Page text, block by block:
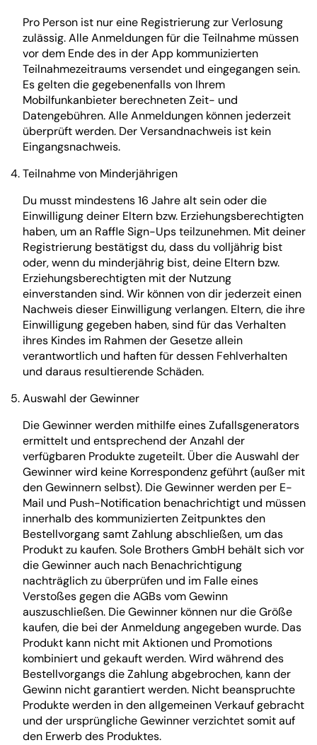
Pro Person ist nur eine Registrierung zur Verlosung
zulässig. Alle Anmeldungen für die Teilnahme müssen
vor dem Ende des in der App kommunizierten
Teilnahmezeitraums versendet und eingegangen sein.
Es gelten die gegebenenfalls von Ihrem
Mobilfunkanbieter berechneten Zeit- und
Datengebühren. Alle Anmeldungen können jederzeit
überprüft werden. Der Versandnachweis ist kein
Eingangsnachweis.
Teilnahme von Minderjährigen
Du musst mindestens 16 Jahre alt sein oder die
Einwilligung deiner Eltern bzw. Erziehungsberechtigten
haben, um an Raffle Sign-Ups teilzunehmen. Mit deiner
Registrierung bestätigst du, dass du volljährig bist
oder, wenn du minderjährig bist, deine Eltern bzw.
Erziehungsberechtigten mit der Nutzung
einverstanden sind. Wir können von dir jederzeit einen
Nachweis dieser Einwilligung verlangen. Eltern, die ihre
Einwilligung gegeben haben, sind für das Verhalten
ihres Kindes im Rahmen der Gesetze allein
verantwortlich und haften für dessen Fehlverhalten
und daraus resultierende Schäden.
Auswahl der Gewinner
Die Gewinner werden mithilfe eines Zufallsgenerators
ermittelt und entsprechend der Anzahl der
verfügbaren Produkte zugeteilt. Über die Auswahl der
Gewinner wird keine Korrespondenz geführt (außer mit
den Gewinnern selbst). Die Gewinner werden per E-
Mail und Push-Notification benachrichtigt und müssen
innerhalb des kommunizierten Zeitpunktes den
Bestellvorgang samt Zahlung abschließen, um das
Produkt zu kaufen. Sole Brothers GmbH behält sich vor
die Gewinner auch nach Benachrichtigung
nachträglich zu überprüfen und im Falle eines
Verstoßes gegen die AGBs vom Gewinn
auszuschließen. Die Gewinner können nur die Größe
kaufen, die bei der Anmeldung angegeben wurde. Das
Produkt kann nicht mit Aktionen und Promotions
kombiniert und gekauft werden. Wird während des
Bestellvorgangs die Zahlung abgebrochen, kann der
Gewinn nicht garantiert werden. Nicht beanspruchte
Produkte werden in den allgemeinen Verkauf gebracht
und der ursprüngliche Gewinner verzichtet somit auf
den Erwerb des Produktes.